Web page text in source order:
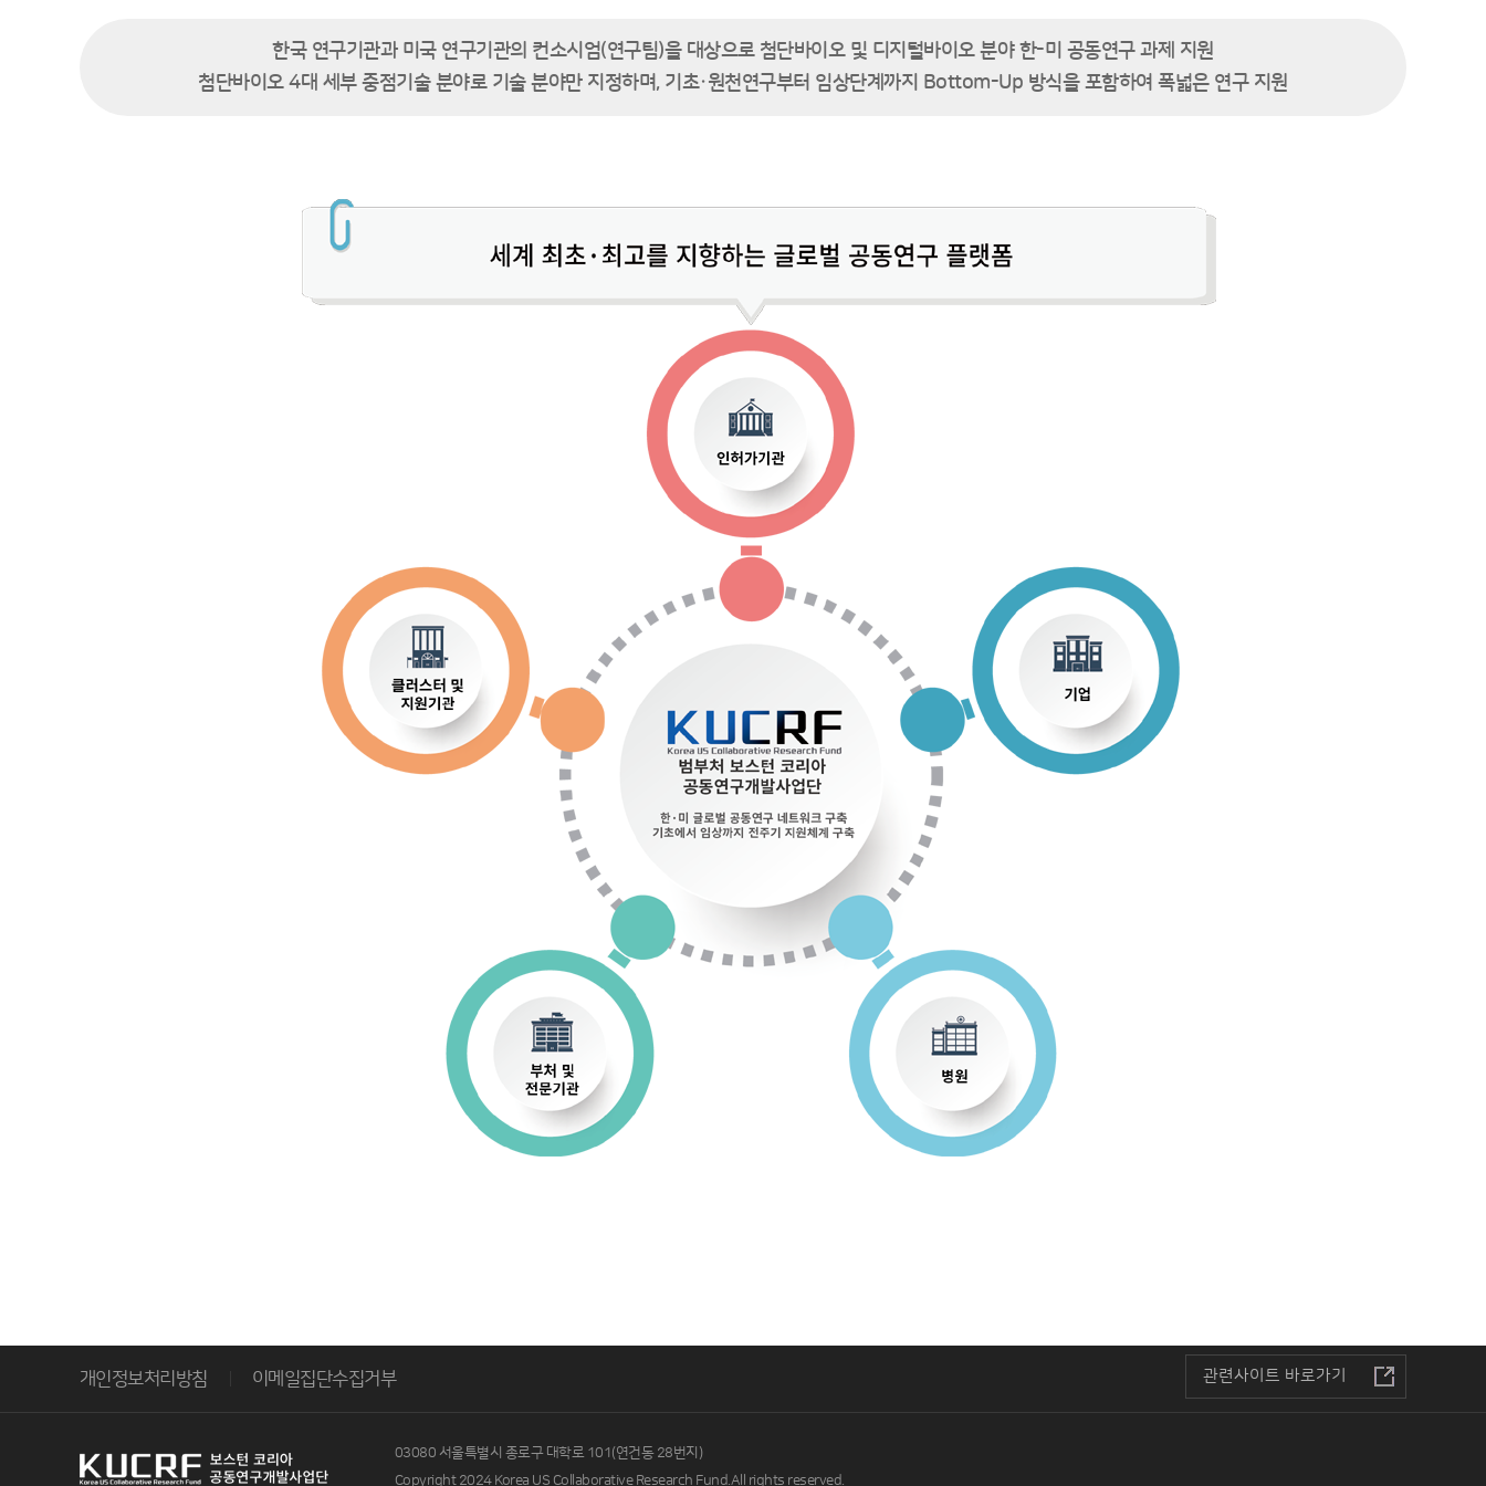
한국 연구기관과 미국 연구기관의 컨소시엄(연구팀)을 대상으로 첨단바이오 및 디지털바이오 분야 한-미 공동연구 과제 지원
첨단바이오 4대 세부 중점기술 분야로 기술 분야만 지정하며, 기초·원천연구부터 임상단계까지 Bottom-Up 방식을 포함하여 폭넓은 연구 지원
개인정보처리방침 이메일집단수집거부
03080 서울특별시 종로구 대학로 101(연건동 28번지)
Copyright 2024 Korea US Collaborative Research Fund. All rights reserved.